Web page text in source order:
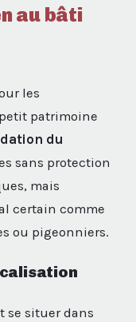
au bâti
les
patrimoine
du
sans protection
mais
certain comme
ou pigeonniers.
se situer dans